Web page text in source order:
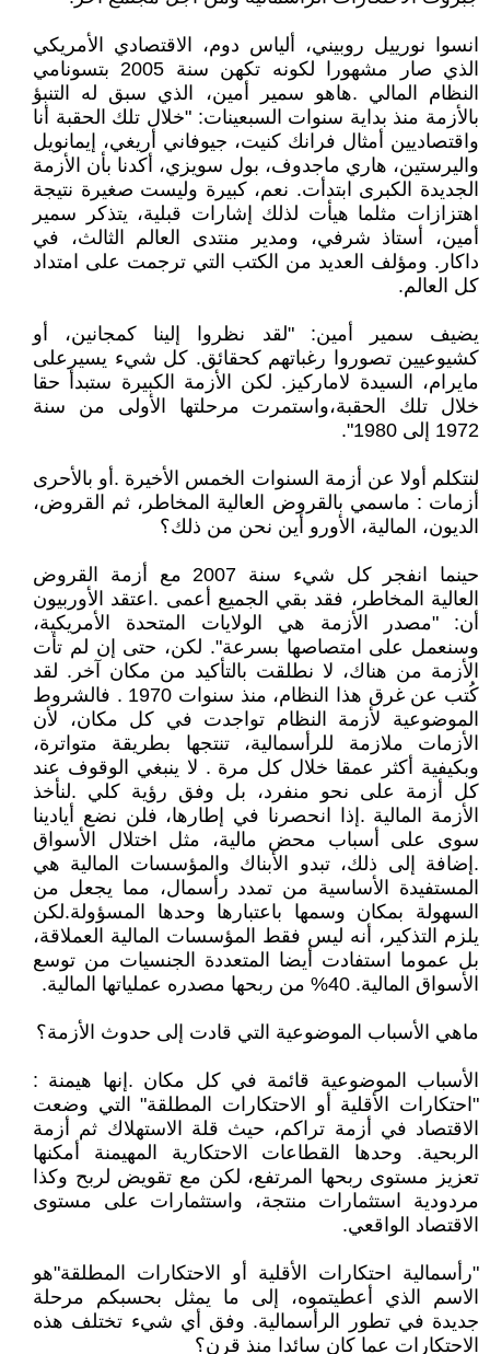
انسوا نورييل روبيني، ألياس دوم، الاقتصادي الأمريكي
الذي صار مشهورا لكونه تكهن سنة 2005 بتسونامي
النظام المالي .هاهو سمير أمين، الذي سبق له التنبؤ
بالأزمة منذ بداية سنوات السبعينات: "خلال تلك الحقبة أنا
واقتصاديين أمثال فرانك كنيت، جيوفاني أريغي، إيمانويل
واليرستين، هاري ماجدوف، بول سويزي، أكدنا بأن الأزمة
الجديدة الكبرى ابتدأت. نعم، كبيرة وليست صغيرة نتيجة
اهتزازات مثلما هيأت لذلك إشارات قبلية، يتذكر سمير
أمين، أستاذ شرفي، ومدير منتدى العالم الثالث، في
داكار. ومؤلف العديد من الكتب التي ترجمت على امتداد
كل العالم.
يضيف سمير أمين: "لقد نظروا إلينا كمجانين، أو
كشيوعيين تصوروا رغباتهم كحقائق. كل شيء يسيرعلى
مايرام، السيدة لاماركيز. لكن الأزمة الكبيرة ستبدأ حقا
خلال تلك الحقبة،واستمرت مرحلتها الأولى من سنة
1972 إلى 1980".
لنتكلم أولا عن أزمة السنوات الخمس الأخيرة .أو بالأحرى
أزمات : ماسمي بالقروض العالية المخاطر، ثم القروض،
الديون، المالية، الأورو أين نحن من ذلك؟
حينما انفجر كل شيء سنة 2007 مع أزمة القروض
العالية المخاطر، فقد بقي الجميع أعمى .اعتقد الأوربيون
أن: "مصدر الأزمة هي الولايات المتحدة الأمريكية،
وسنعمل على امتصاصها بسرعة". لكن، حتى إن لم تأت
الأزمة من هناك، لا نطلقت بالتأكيد من مكان آخر. لقد
كُتب عن غرق هذا النظام، منذ سنوات 1970 . فالشروط
الموضوعية لأزمة النظام تواجدت في كل مكان، لأن
الأزمات ملازمة للرأسمالية، تنتجها بطريقة متواترة،
وبكيفية أكثر عمقا خلال كل مرة . لا ينبغي الوقوف عند
كل أزمة على نحو منفرد، بل وفق رؤية كلي .لنأخذ
الأزمة المالية .إذا انحصرنا في إطارها، فلن نضع أيادينا
سوى على أسباب محض مالية، مثل اختلال الأسواق
.إضافة إلى ذلك، تبدو الأبناك والمؤسسات المالية هي
المستفيدة الأساسية من تمدد رأسمال، مما يجعل من
السهولة بمكان وسمها باعتبارها وحدها المسؤولة.لكن
يلزم التذكير، أنه ليس فقط المؤسسات المالية العملاقة،
بل عموما استفادت أيضا المتعددة الجنسيات من توسع
الأسواق المالية. 40% من ربحها مصدره عملياتها المالية.
ماهي الأسباب الموضوعية التي قادت إلى حدوث الأزمة؟
الأسباب الموضوعية قائمة في كل مكان .إنها هيمنة :
"احتكارات الأقلية أو الاحتكارات المطلقة" التي وضعت
الاقتصاد في أزمة تراكم، حيث قلة الاستهلاك ثم أزمة
الربحية. وحدها القطاعات الاحتكارية المهيمنة أمكنها
تعزيز مستوى ربحها المرتفع، لكن مع تقويض لربح وكذا
مردودية استثمارات منتجة، واستثمارات على مستوى
الاقتصاد الواقعي.
"رأسمالية احتكارات الأقلية أو الاحتكارات المطلقة"هو
الاسم الذي أعطيتموه، إلى ما يمثل بحسبكم مرحلة
جديدة في تطور الرأسمالية. وفق أي شيء تختلف هذه
الاحتكارات عما كان سائدا منذ قرن؟